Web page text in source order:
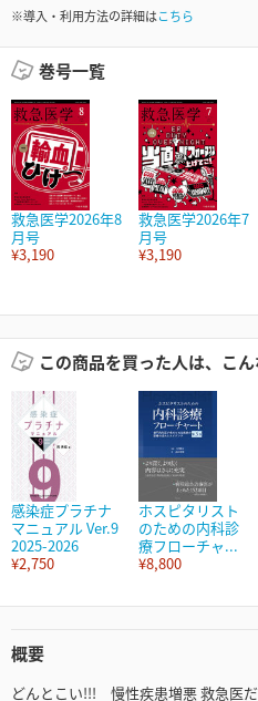
※導入・利用方法の詳細はこちら
巻号一覧
救急医学2026年8
月号
¥3,190
救急医学2026年7
月号
¥3,190
この商品を買った人は、こん
感染症プラチナ
マニュアル Ver.9
2025-2026
¥2,750
ホスピタリスト
のための内科診
療フローチャ...
¥8,800
概要
どんとこい!!! 慢性疾患増悪 救急医